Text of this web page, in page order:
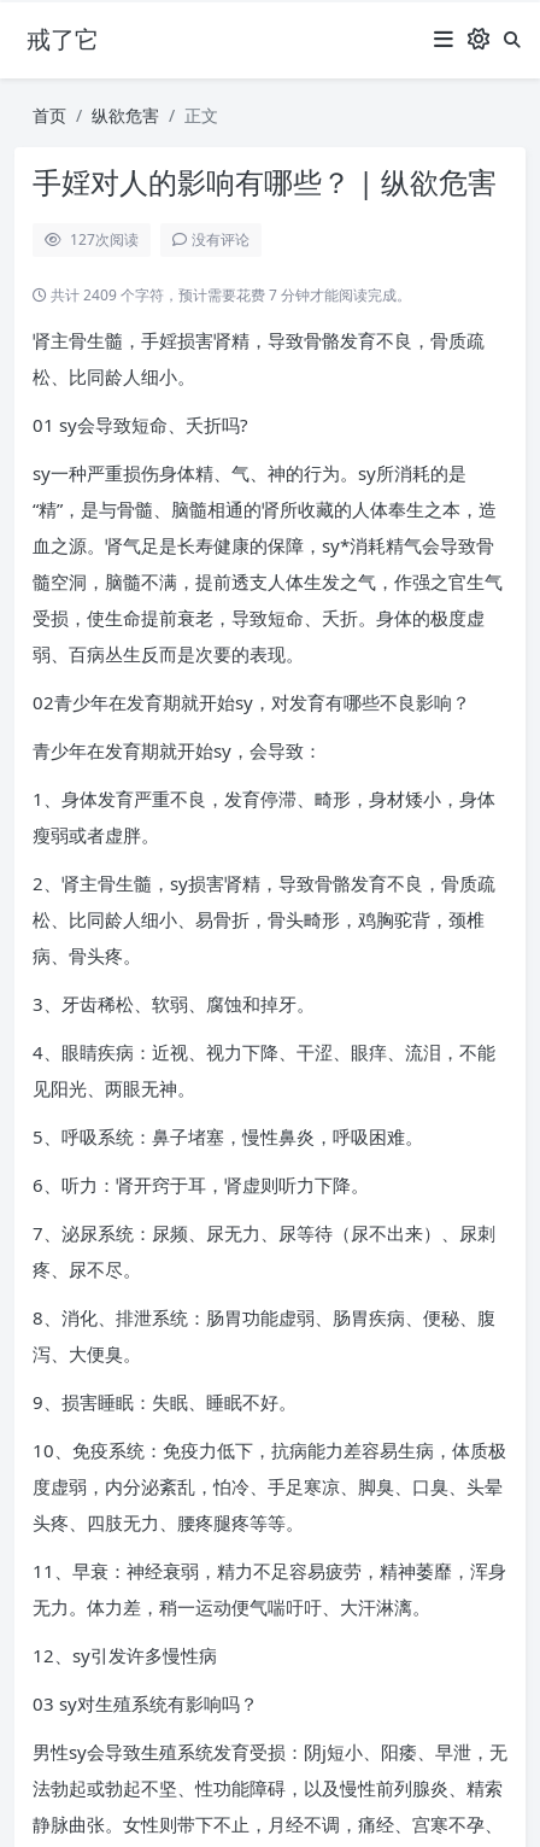
戒了它
首页 纵欲危害 正文
手婬对人的影响有哪些？ | 纵欲危害
127次阅读 没有评论
共计 2409 个字符，预计需要花费 7 分钟才能阅读完成。
肾主骨生髓，手婬损害肾精，导致骨骼发育不良，骨质疏
松、比同龄人细小。
01 sy会导致短命、夭折吗?
sy一种严重损伤身体精、气、神的行为。sy所消耗的是
“精”，是与骨髓、脑髓相通的肾所收藏的人体奉生之本，造
血之源。肾气足是长寿健康的保障，sy*消耗精气会导致骨
髓空洞，脑髓不满，提前透支人体生发之气，作强之官生气
受损，使生命提前衰老，导致短命、夭折。身体的极度虚
弱、百病丛生反而是次要的表现。
02青少年在发育期就开始sy，对发育有哪些不良影响？
青少年在发育期就开始sy，会导致：
1、身体发育严重不良，发育停滞、畸形，身材矮小，身体
瘦弱或者虚胖。
2、肾主骨生髓，sy损害肾精，导致骨骼发育不良，骨质疏
松、比同龄人细小、易骨折，骨头畸形，鸡胸驼背，颈椎
病、骨头疼。
3、牙齿稀松、软弱、腐蚀和掉牙。
4、眼睛疾病：近视、视力下降、干涩、眼痒、流泪，不能
见阳光、两眼无神。
5、呼吸系统：鼻子堵塞，慢性鼻炎，呼吸困难。
6、听力：肾开窍于耳，肾虚则听力下降。
7、泌尿系统：尿频、尿无力、尿等待（尿不出来）、尿刺
疼、尿不尽。
8、消化、排泄系统：肠胃功能虚弱、肠胃疾病、便秘、腹
泻、大便臭。
9、损害睡眠：失眠、睡眠不好。
10、免疫系统：免疫力低下，抗病能力差容易生病，体质极
度虚弱，内分泌紊乱，怕冷、手足寒凉、脚臭、口臭、头晕
头疼、四肢无力、腰疼腿疼等等。
11、早衰：神经衰弱，精力不足容易疲劳，精神萎靡，浑身
无力。体力差，稍一运动便气喘吁吁、大汗淋漓。
12、sy引发许多慢性病
03 sy对生殖系统有影响吗？
男性sy会导致生殖系统发育受损：阴j短小、阳痿、早泄，无
法勃起或勃起不坚、性功能障碍，以及慢性前列腺炎、精索
静脉曲张。女性则带下不止，月经不调，痛经、宫寒不孕、